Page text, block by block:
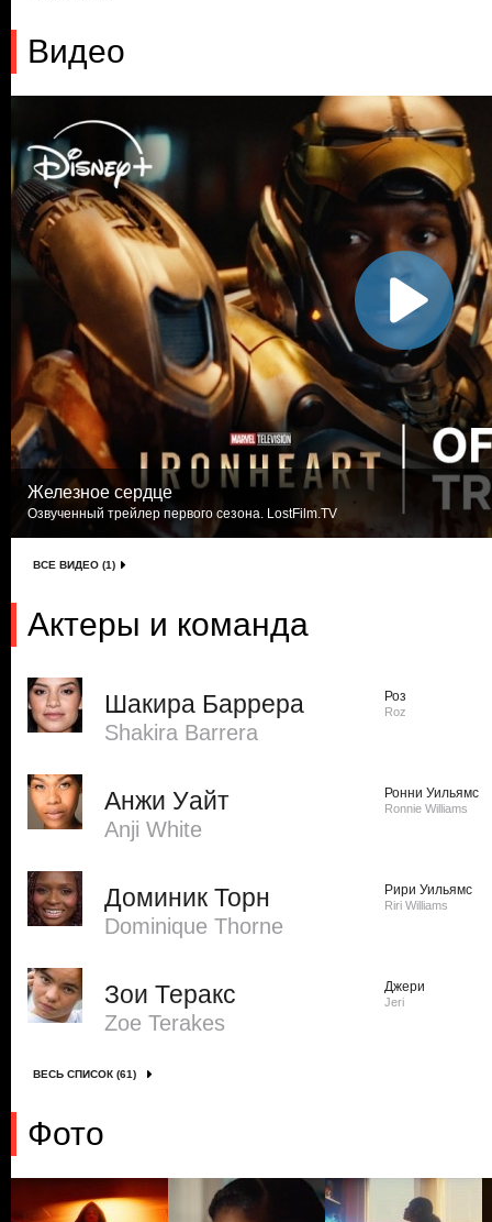
Видео
Железное сердце
Озвученный трейлер первого сезона. LostFilm.TV
ВСЕ ВИДЕО (1)
Актеры и команда
Шакира Баррера
Shakira Barrera
Роз
Roz
Анжи Уайт
Anji White
Ронни Уильямс
Ronnie Williams
Доминик Торн
Dominique Thorne
Рири Уильямс
Riri Williams
Зои Теракс
Zoe Terakes
Джери
Jeri
ВЕСЬ СПИСОК (61)
Фото